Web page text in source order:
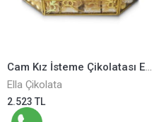
Cam Kız İsteme Çikolatası ELLA0004006
Ella Çikolata
2.523 TL